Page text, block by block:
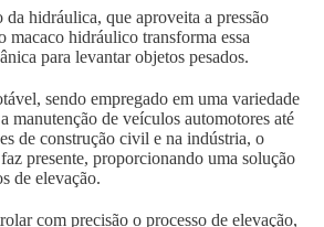
hidráulica, que aproveita a pressão
macaco hidráulico transforma essa
para levantar objetos pesados.
sendo empregado em uma variedade
manutenção de veículos automotores até
de construção civil e na indústria, o
presente, proporcionando uma solução
de elevação.
com precisão o processo de elevação,